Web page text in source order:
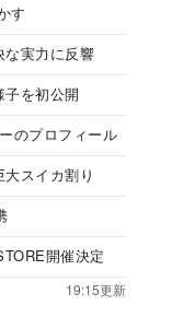
す
な実力に反響
子を初公開
のプロフィール
スイカ割り
開催決定
19:15更新